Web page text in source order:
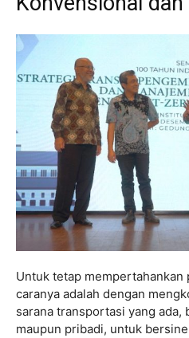
Untuk tetap
caranya adalah dengan
sarana transportasi yang ada,
maupun pribadi, untuk